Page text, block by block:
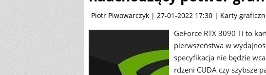
Piotr Piwowarczyk | 27-01-2022 17:30 | Karty
GeForce RTX 3090 Ti to
pierwszeństwa w
specyfikacja nie będzie
rdzeni CUDA czy szybsze